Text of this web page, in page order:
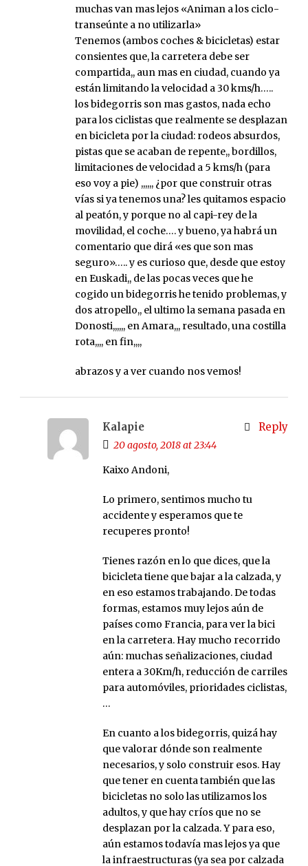
muchas van mas lejos «Animan a los ciclo-
transeúnte a no utilizarla»
Tenemos (ambos coches & bicicletas) estar
consientes que, la carretera debe ser
compartida,, aun mas en ciudad, cuando ya
están limitando la velocidad a 30 kms/h…..
los bidegorris son mas gastos, nada echo
para los ciclistas que realmente se desplazan
en bicicleta por la ciudad: rodeos absurdos,
pistas que se acaban de repente,, bordillos,
limitaciones de velocidad a 5 kms/h (para
eso voy a pie) ,,,,,, ¿por que construir otras
vías si ya tenemos una? les quitamos espacio
al peatón, y porque no al capi-rey de la
movilidad, el coche…. y bueno, ya habrá un
comentario que dirá «es que son mas
seguro»….. y es curioso que, desde que estoy
en Euskadi,, de las pocas veces que he
cogido un bidegorris he tenido problemas, y
dos atropello,, el ultimo la semana pasada en
Donosti,,,,,, en Amara,,, resultado, una costilla
rota,,,, en fin,,,,
abrazos y a ver cuando nos vemos!
Kalapie
20 agosto, 2018 at 23:44
Reply
Kaixo Andoni,
Lo primero, sentimos mucho tu
accidente y esperamos que te
recuperes pronto!
Tienes razón en lo que dices, que la
bicicleta tiene que bajar a la calzada, y
en eso estamos trabajando. De todas
formas, estamos muy lejos aún de
países como Francia, para ver la bici
en la carretera. Hay mucho recorrido
aún: muchas señalizaciones, ciudad
entera a 30Km/h, reducción de carriles
para automóviles, prioridades ciclistas,
…
En cuanto a los bidegorris, quizá hay
que valorar dónde son realmente
necesarios, y solo construir esos. Hay
que tener en cuenta también que las
bicicletas no solo las utilizamos los
adultos, y que hay críos que no se
desplazan por la calzada. Y para eso,
aún estamos todavía mas lejos ya que
la infraestructuras (ya sea por calzada